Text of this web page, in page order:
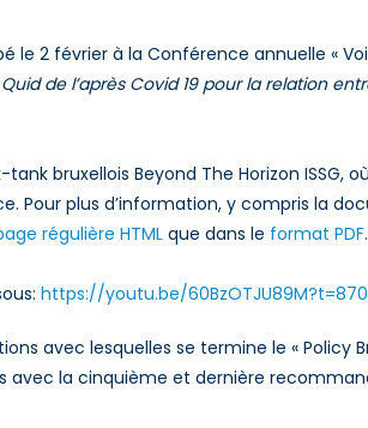
2 février à la Conférence annuelle «
Quid de l’après Covid 19 pour la relation
bruxellois Beyond The Horizon ISSG,
Pour plus d’information, y compris la
régulière HTMLque dans le format PDF.
https://youtu.be/60BzOTJU89M?t=870
avec lesquelles se termine le « Policy
la cinquième et dernière